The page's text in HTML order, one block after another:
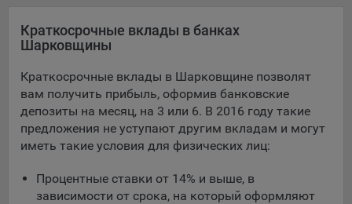
сервис показа контекстной рекламы. Адрес: Yandex
Europe AG, Werftestrasse 4, CH-6005 Luzern, Switzerland.
предоставляемый компанией Google Ireland Ltd, Gordon
House Barrow Street Dublin 4, D04E5W5 Ireland.
Сохранить мои изменения
Сохранить по умолчанию
Краткосрочные вклады в банках
Шарковщины
Краткосрочные вклады в Шарковщине позволят
вам получить прибыль, оформив банковские
депозиты на месяц, на 3 или 6. В 2016 году такие
предложения не уступают другим вкладам и могут
иметь такие условия для физических лиц:
Процентные ставки от 14% и выше, в
зависимости от срока, на который оформляют